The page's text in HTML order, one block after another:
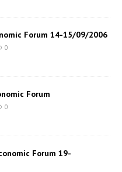
Forum 14-15/09/2006
0
Forum
0
Forum 19-